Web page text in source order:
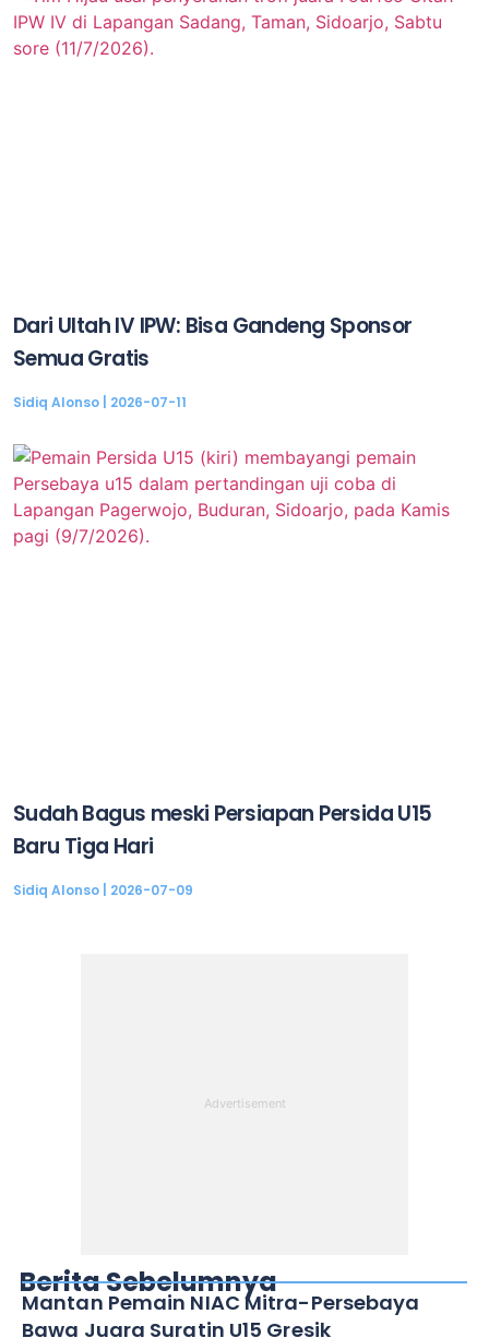
Dari Ultah IV IPW: Bisa Gandeng Sponsor
Semua Gratis
Sidiq Alonso 2026-07-11
Sudah Bagus meski Persiapan Persida U15
Baru Tiga Hari
Sidiq Alonso 2026-07-09
Berita Sebelumnya
Mantan Pemain NIAC Mitra-Persebaya
Bawa Juara Suratin U15 Gresik